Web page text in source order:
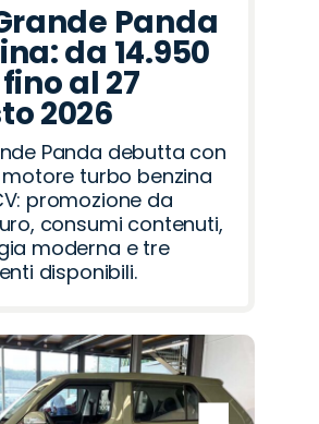
Panda
da 14.950
al 27
2026
Panda debutta con
turbo benzina
promozione da
consumi contenuti,
moderna e tre
disponibili.